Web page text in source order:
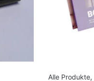
Alle Produkte,